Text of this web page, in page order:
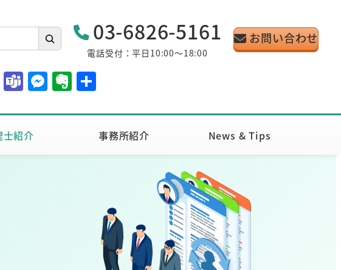
03-6826-5161
電話受付：平日10:00～18:00
お問い合わせ
n
T
e
a
m
s
M
e
ss
n
E
v
er
ot
共
士紹介 事務所紹介 News & Tips